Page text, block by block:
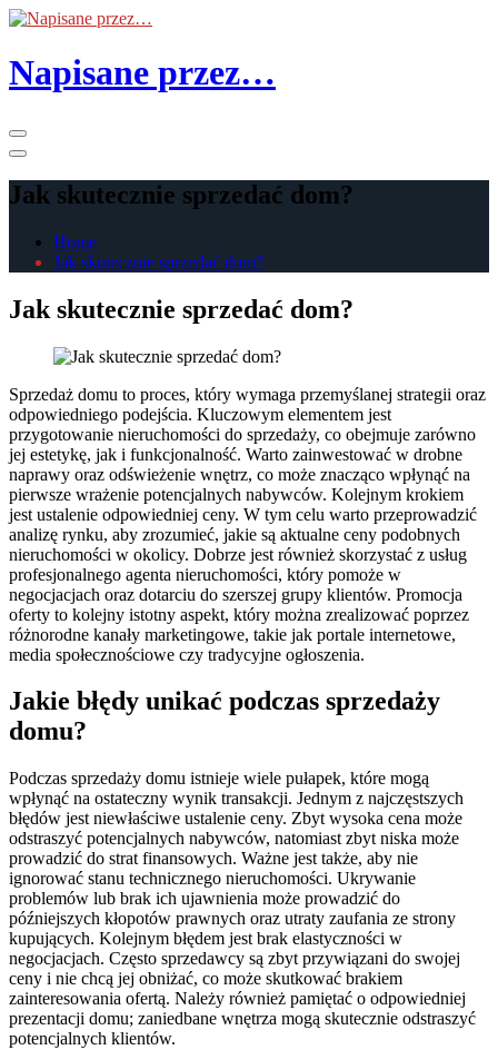
Skip
the
content
Napisane przez…
Jak skutecznie sprzedać dom?
Home
Jak skutecznie sprzedać dom?
Jak skutecznie sprzedać dom?
Sprzedaż domu to proces, który wymaga przemyślanej strategii oraz
odpowiedniego podejścia. Kluczowym elementem jest
przygotowanie nieruchomości do sprzedaży, co obejmuje zarówno
jej estetykę, jak i funkcjonalność. Warto zainwestować w drobne
naprawy oraz odświeżenie wnętrz, co może znacząco wpłynąć na
pierwsze wrażenie potencjalnych nabywców. Kolejnym krokiem
jest ustalenie odpowiedniej ceny. W tym celu warto przeprowadzić
analizę rynku, aby zrozumieć, jakie są aktualne ceny podobnych
nieruchomości w okolicy. Dobrze jest również skorzystać z usług
profesjonalnego agenta nieruchomości, który pomoże w
negocjacjach oraz dotarciu do szerszej grupy klientów. Promocja
oferty to kolejny istotny aspekt, który można zrealizować poprzez
różnorodne kanały marketingowe, takie jak portale internetowe,
media społecznościowe czy tradycyjne ogłoszenia.
Jakie błędy unikać podczas sprzedaży
domu?
Podczas sprzedaży domu istnieje wiele pułapek, które mogą
wpłynąć na ostateczny wynik transakcji. Jednym z najczęstszych
błędów jest niewłaściwe ustalenie ceny. Zbyt wysoka cena może
odstraszyć potencjalnych nabywców, natomiast zbyt niska może
prowadzić do strat finansowych. Ważne jest także, aby nie
ignorować stanu technicznego nieruchomości. Ukrywanie
problemów lub brak ich ujawnienia może prowadzić do
późniejszych kłopotów prawnych oraz utraty zaufania ze strony
kupujących. Kolejnym błędem jest brak elastyczności w
negocjacjach. Często sprzedawcy są zbyt przywiązani do swojej
ceny i nie chcą jej obniżać, co może skutkować brakiem
zainteresowania ofertą. Należy również pamiętać o odpowiedniej
prezentacji domu; zaniedbane wnętrza mogą skutecznie odstraszyć
potencjalnych klientów.